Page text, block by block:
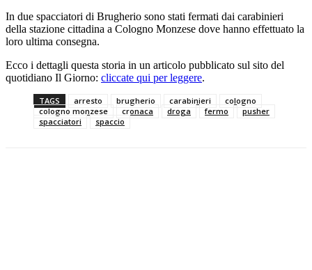
In due spacciatori di Brugherio sono stati fermati dai carabinieri
della stazione cittadina a Cologno Monzese dove hanno effettuato la
loro ultima consegna.
Ecco i dettagli questa storia in un articolo pubblicato sul sito del
quotidiano Il Giorno: cliccate qui per leggere.
TAGS arresto brugherio carabinieri
cologno
cologno monzese
cronaca droga fermo
pusher
spacciatori
spaccio